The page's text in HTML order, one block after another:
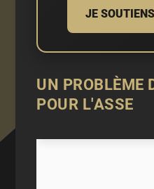
JE
UN PROBLÈME
POUR L'ASSE